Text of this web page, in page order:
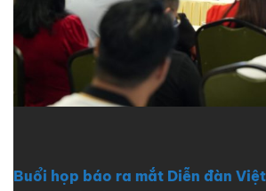
Buổi họp báo ra mắt Diễn đàn